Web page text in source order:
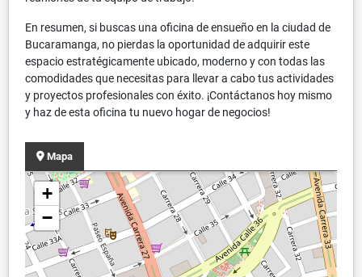
En resumen, si buscas una oficina de ensueño en la ciudad de
Bucaramanga, no pierdas la oportunidad de adquirir este
espacio estratégicamente ubicado, moderno y con todas las
comodidades que necesitas para llevar a cabo tus actividades
y proyectos profesionales con éxito. ¡Contáctanos hoy mismo
y haz de esta oficina tu nuevo hogar de negocios!
Mapa
+
−